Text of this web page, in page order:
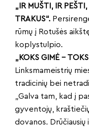
„IR MUŠTI, IR
TRAKUS“.
rūmų į Rotušės
koplystulpio.
„KOKS GIMĖ –
Linksmameistrių
tradicinių bei
„Galva tam, kad į
gyventojų,
dovanos. Drūčiausių